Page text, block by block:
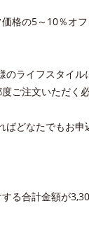
格の5～10％オフ
ライフスタイル
ご注文いただく
どなたでもお申
合計金額が